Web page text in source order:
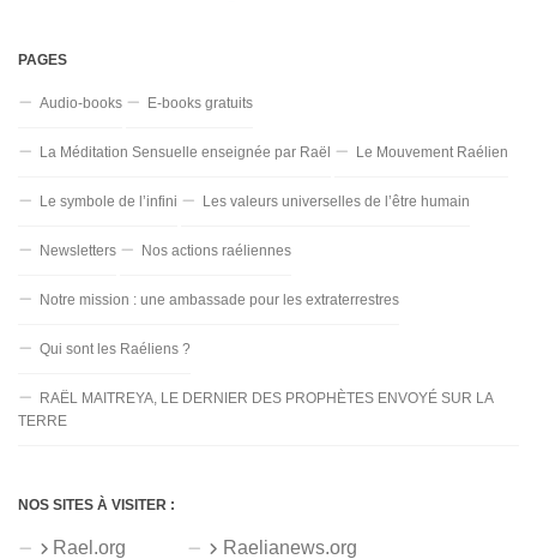
PAGES
Audio-books E-books gratuits
La Méditation Sensuelle enseignée par Raël Le Mouvement Raélien
Le symbole de l’infini Les valeurs universelles de l’être humain
Newsletters Nos actions raéliennes
Notre mission : une ambassade pour les extraterrestres
Qui sont les Raéliens ?
RAËL MAITREYA, LE DERNIER DES PROPHÈTES ENVOYÉ SUR LA
TERRE
NOS SITES À VISITER :
Rael.org Raelianews.org